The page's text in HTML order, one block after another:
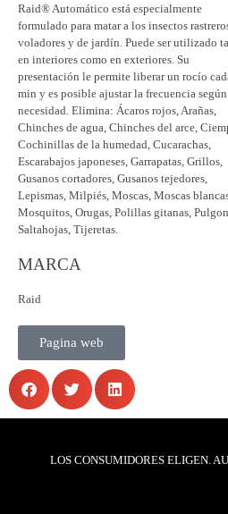
Raid® Automático está especialmente
formulado para matar a los insectos
voladores y de jardín. Puede ser utilizado
en interiores como en exteriores. Su
presentación le permite liberar un rocío
min y es posible ajustar la frecuencia
necesidad. Elimina: Ácaros rojos, Arañas,
Chinches de agua, Chinches del arce,
Cochinillas de la humedad, Cucarachas,
Escarabajos japoneses, Garrapatas, Grillos,
Gusanos cortadores, Gusanos tejedores,
Lepismas, Milpiés, Moscas, Moscas
Mosquitos, Orugas, Polillas gitanas,
Saltahojas, Tijeretas.
MARCA
Raid
Pagina web
LOS CONSUMIDORES ELIGEN.